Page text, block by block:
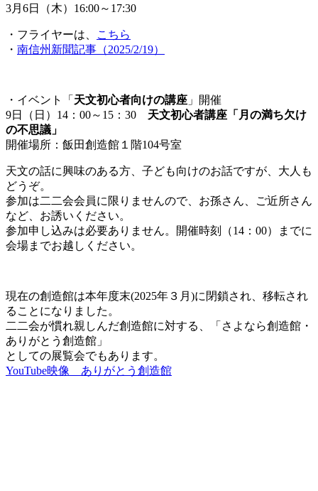
3月6日（木）16:00～17:30
・フライヤーは、
こちら
・ 南信州新聞記事（2025/2/19）
・イベント「 天文初心者向けの講座 」開催
9日（日）14：00～15：30 天文初心者講座「月の満ち欠け
の不思議」
開催場所：飯田創造館１階104号室
天文の話に興味のある方、子ども向けのお話ですが、大人も
どうぞ。
参加は二二会会員に限りませんので、お孫さん、ご近所さん
など、お誘いください。
参加申し込みは必要ありません。開催時刻（14：00）までに
会場までお越しください。
現在の創造館は本年度末(2025年３月)に閉鎖され、移転され
ることになりました。
二二会が慣れ親しんだ創造館に対する、「さよなら創造館・
ありがとう創造館」
としての展覧会でもあります。
YouTube映像 ありがとう創造館